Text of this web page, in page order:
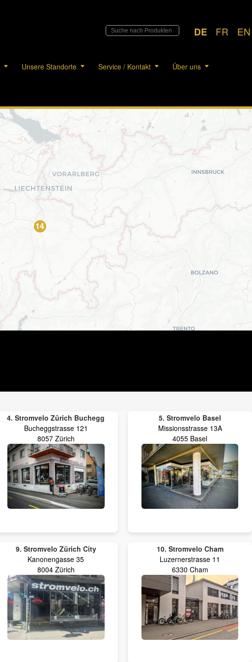
DE FR EN
Unsere Standorte Service / Kontakt Über uns
14
4. Stromvelo Zürich Buchegg
Bucheggstrasse 121
8057 Zürich
5. Stromvelo Basel
Missionsstrasse 13A
4055 Basel
9. Stromvelo Zürich City
Kanonengasse 35
8004 Zürich
10. Stromvelo Cham
Luzernerstrasse 11
6330 Cham